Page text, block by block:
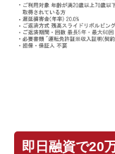
即日融資で20